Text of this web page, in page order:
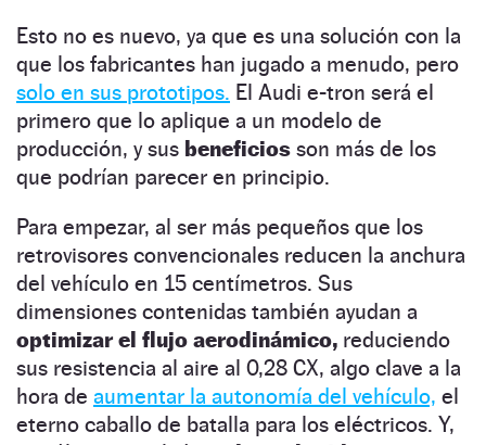
Esto no es nuevo, ya que es una solución con la
que los fabricantes han jugado a menudo, pero
solo en sus prototipos. El Audi e-tron será el
primero que lo aplique a un modelo de
producción, y sus beneficios son más de los
que podrían parecer en principio.
Para empezar, al ser más pequeños que los
retrovisores convencionales reducen la anchura
del vehículo en 15 centímetros. Sus
dimensiones contenidas también ayudan a
optimizar el flujo aerodinámico, reduciendo
sus resistencia al aire al 0,28 CX, algo clave a la
hora de aumentar la autonomía del vehículo, el
eterno caballo de batalla para los eléctricos. Y,